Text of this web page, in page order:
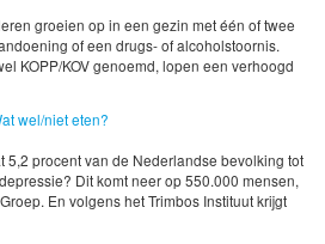
groeien op in een gezin met één of twee
of een drugs- of alcoholstoornis.
KOPP/KOV genoemd, lopen een verhoogd
wel/niet eten?
procent van de Nederlandse bevolking tot
Dit komt neer op 550.000 mensen,
En volgens het Trimbos Instituut krijgt